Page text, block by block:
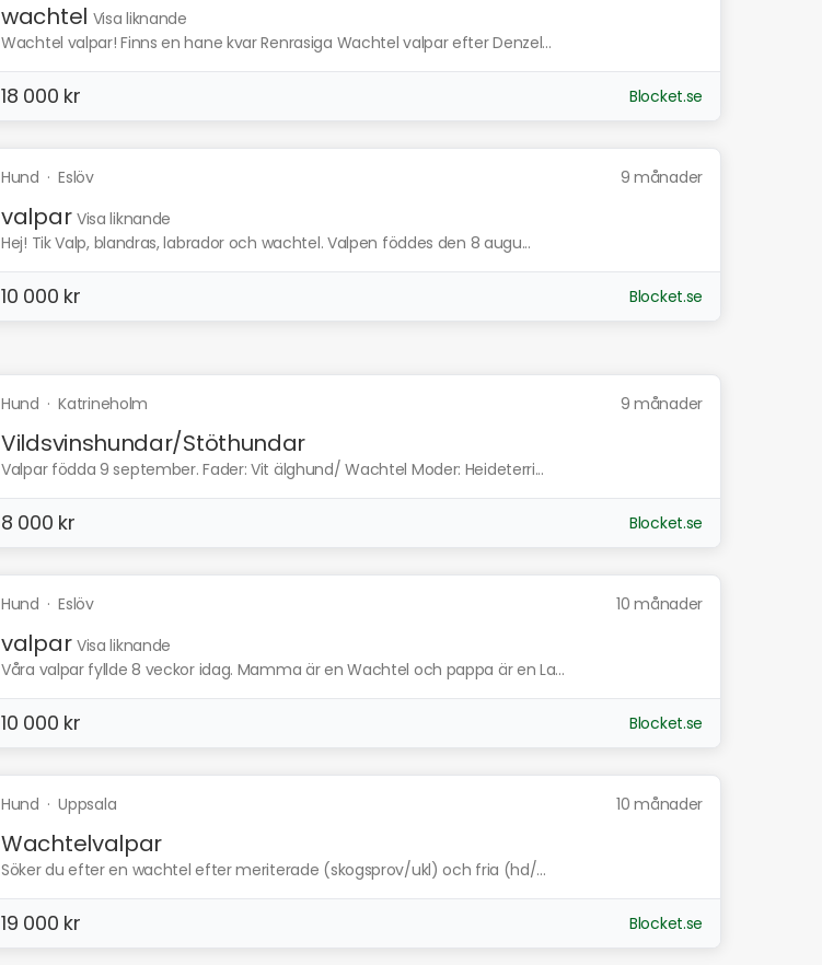
wachtel Visa liknande
Wachtel valpar! Finns en hane kvar Renrasiga Wachtel valpar efter Denzel...
18 000 kr Blocket.se
Hund ·Eslöv 9 månader
valpar Visa liknande
Hej! Tik Valp, blandras, labrador och wachtel. Valpen föddes den 8 augu...
10 000 kr Blocket.se
Hund ·Katrineholm 9 månader
Vildsvinshundar/Stöthundar
Valpar födda 9 september. Fader: Vit älghund/ Wachtel Moder: Heideterri...
8 000 kr Blocket.se
Hund ·Eslöv 10 månader
valpar Visa liknande
Våra valpar fyllde 8 veckor idag. Mamma är en Wachtel och pappa är en La...
10 000 kr Blocket.se
Hund ·Uppsala 10 månader
Wachtelvalpar
Söker du efter en wachtel efter meriterade (skogsprov/ukl) och fria (hd/...
19 000 kr Blocket.se